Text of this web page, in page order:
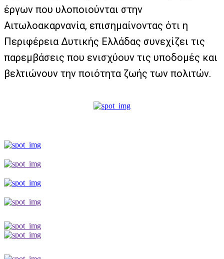
έργων που υλοποιούνται στην
Αιτωλοακαρνανία, επισημαίνοντας ότι η
Περιφέρεια Δυτικής Ελλάδας συνεχίζει τις
παρεμβάσεις που ενισχύουν τις υποδομές και
βελτιώνουν την ποιότητα ζωής των πολιτών.